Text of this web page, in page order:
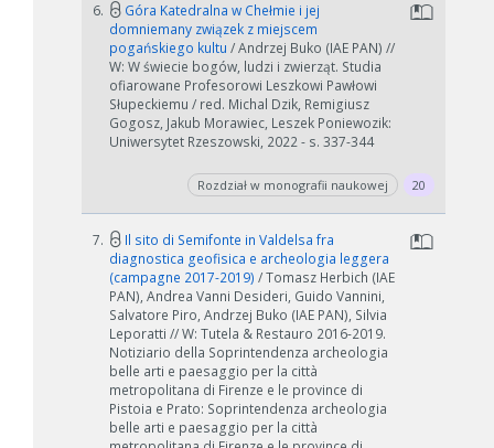
6.
Góra Katedralna w Chełmie i jej
domniemany związek z miejscem
pogańskiego kultu / Andrzej Buko (IAE PAN) //
W: W świecie bogów, ludzi i zwierząt. Studia
ofiarowane Profesorowi Leszkowi Pawłowi
Słupeckiemu / red. Michal Dzik, Remigiusz
Gogosz, Jakub Morawiec, Leszek Poniewozik:
Uniwersytet Rzeszowski, 2022 - s. 337-344
Rozdział w monografii naukowej 20
7.
Il sito di Semifonte in Valdelsa fra
diagnostica geofisica e archeologia leggera
(campagne 2017-2019) / Tomasz Herbich (IAE
PAN), Andrea Vanni Desideri, Guido Vannini,
Salvatore Piro, Andrzej Buko (IAE PAN), Silvia
Leporatti // W: Tutela & Restauro 2016-2019.
Notiziario della Soprintendenza archeologia
belle arti e paesaggio per la città
metropolitana di Firenze e le province di
Pistoia e Prato: Soprintendenza archeologia
belle arti e paesaggio per la città